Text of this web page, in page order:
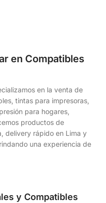
en Compatibles
en la venta de
tintas para impresoras,
para hogares,
productos de
delivery rápido en Lima y
una experiencia de
y Compatibles